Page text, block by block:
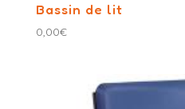
Bassin de lit
0,00€